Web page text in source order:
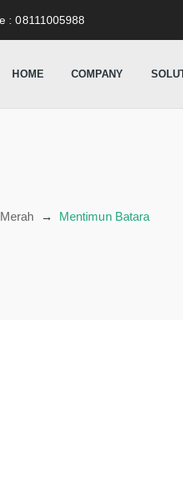
: 08111005988
HOME COMPANY
→ Mentimun Batara